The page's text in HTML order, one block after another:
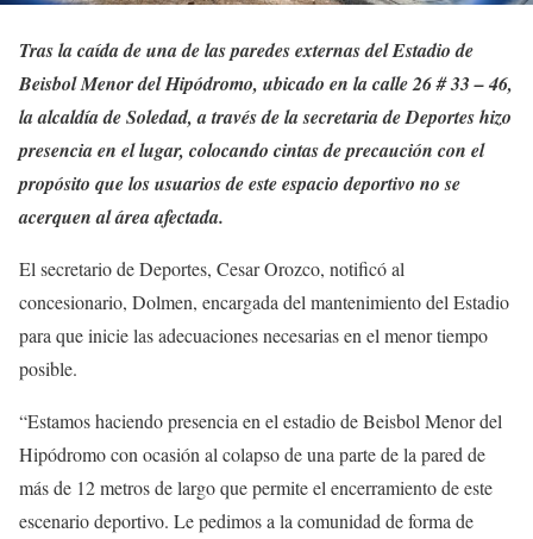
Tras la caída de una de las paredes externas del Estadio de
Beisbol Menor del Hipódromo, ubicado en la calle 26 # 33 – 46,
la alcaldía de Soledad, a través de la secretaria de Deportes hizo
presencia en el lugar, colocando cintas de precaución con el
propósito que los usuarios de este espacio deportivo no se
acerquen al área afectada.
El secretario de Deportes, Cesar Orozco, notificó al
concesionario, Dolmen, encargada del mantenimiento del Estadio
para que inicie las adecuaciones necesarias en el menor tiempo
posible.
“Estamos haciendo presencia en el estadio de Beisbol Menor del
Hipódromo con ocasión al colapso de una parte de la pared de
más de 12 metros de largo que permite el encerramiento de este
escenario deportivo. Le pedimos a la comunidad de forma de